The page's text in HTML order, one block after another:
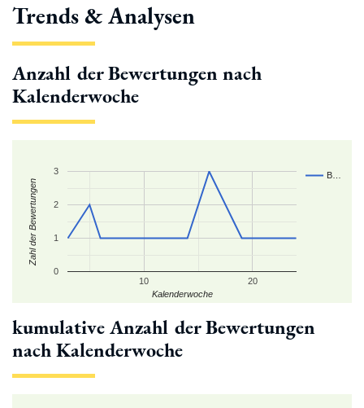
Trends & Analysen
Anzahl der Bewertungen nach
Kalenderwoche
B…
10 20
0
1
2
3
Kalenderwoche
Zahl der Bewertungen
kumulative Anzahl der Bewertungen
nach Kalenderwoche